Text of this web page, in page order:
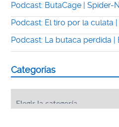
Podcast: ButaCage | Spider-
Podcast: El tiro por la culata
Podcast: La butaca perdida |
Categorías